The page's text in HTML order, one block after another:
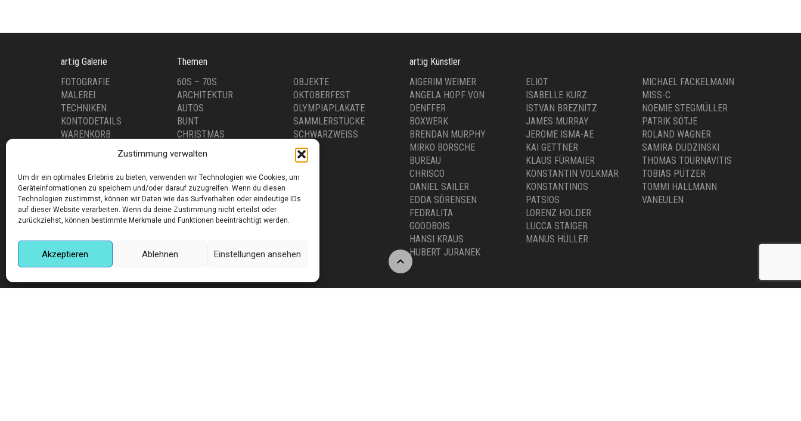
Zustimmung verwalten
Um dir ein optimales Erlebnis zu bieten, verwenden wir Technologien wie Cookies, um
Geräteinformationen zu speichern und/oder darauf zuzugreifen. Wenn du diesen
Technologien zustimmst, können wir Daten wie das Surfverhalten oder eindeutige IDs
auf dieser Website verarbeiten. Wenn du deine Zustimmung nicht erteilst oder
zurückziehst, können bestimmte Merkmale und Funktionen beeinträchtigt werden.
Akzeptieren Ablehnen Einstellungen ansehen
PRODUKTSEITE
WERDEN
art:ig Galerie
FOTOGRAFIE
MALEREI
TECHNIKEN
KONTODETAILS
WARENKORB
WUNSCHLISTE
Themen
60S – 70S
ARCHITEKTUR
AUTOS
BUNT
CHRISTMAS
COMICS
GRAFIK
LIMITIERTE EDITION
MUNCHEN
MUSIK
NATUR
OBJEKTE
OKTOBERFEST
OLYMPIAPLAKATE
SAMMLERSTÜCKE
SCHWARZWEISS
SPORT
art:ig Künstler
AIGERIM WEIMER
ANGELA HOPF VON
DENFFER
BOXWERK
BRENDAN MURPHY
MIRKO BORSCHE
BUREAU
CHRISCO
DANIEL SAILER
EDDA SÖRENSEN
FEDRALITA
GOODBOIS
HANSI KRAUS
HUBERT JURANEK
ELIOT
ISABELLE KURZ
ISTVAN BREZNITZ
JAMES MURRAY
JEROME ISMA-AE
KAI GETTNER
KLAUS FÜRMAIER
KONSTANTIN VOLKMAR
KONSTANTINOS
PATSIOS
LORENZ HOLDER
LUCCA STAIGER
MANUS HÜLLER
MICHAEL FACKELMANN
MISS-C
NOEMIE STEGMÜLLER
PATRIK SÖTJE
ROLAND WAGNER
SAMIRA DUDZINSKI
THOMAS TOURNAVITIS
TOBIAS PÜTZER
TOMMI HALLMANN
VANEULEN